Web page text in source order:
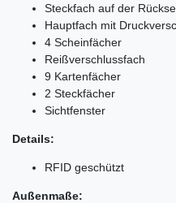
Steckfach auf der
Hauptfach mit
4 Scheinfächer
Reißverschlussfach
9 Kartenfächer
2 Steckfächer
Sichtfenster
Details:
RFID geschützt
Außenmaße: